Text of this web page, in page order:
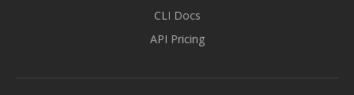
CLI Docs
API Pricing